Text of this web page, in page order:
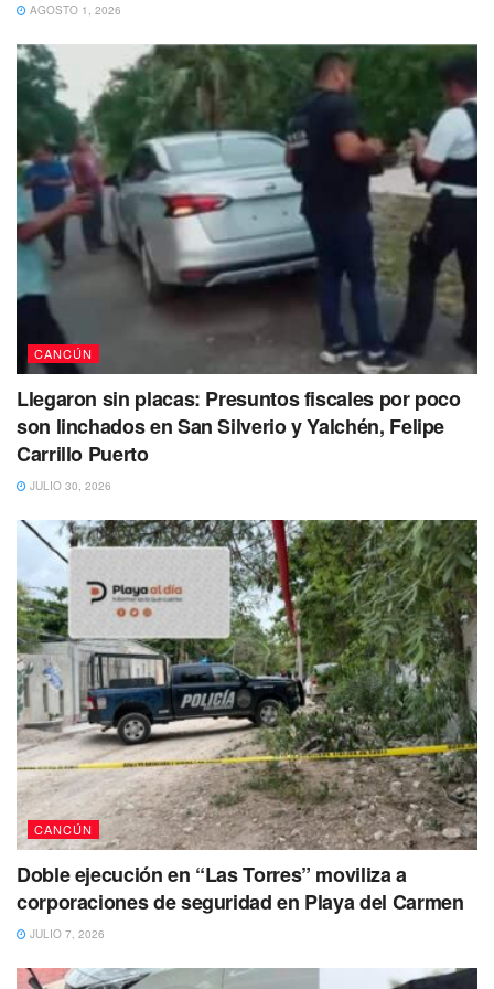
AGOSTO 1, 2026
CANCÚN
Llegaron sin placas: Presuntos fiscales por poco
son linchados en San Silverio y Yalchén, Felipe
Carrillo Puerto
JULIO 30, 2026
CANCÚN
Doble ejecución en “Las Torres” moviliza a
corporaciones de seguridad en Playa del Carmen
JULIO 7, 2026